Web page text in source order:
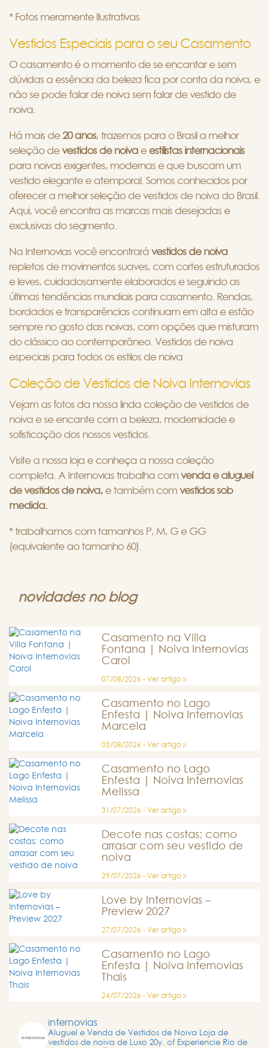
* Fotos meramente Ilustrativas.
Vestidos Especiais para o seu Casamento
O casamento é o momento de se encantar e sem
dúvidas a essência da beleza fica por conta da noiva, e
não se pode falar de noiva sem falar de vestido de
noiva.
Há mais de 20 anos, trazemos para o Brasil a melhor
seleção de vestidos de noiva e estilistas internacionais
para noivas exigentes, modernas e que buscam um
vestido elegante e atemporal. Somos conhecidos por
oferecer a melhor seleção de vestidos de noiva do Brasil.
Aqui, você encontra as marcas mais desejadas e
exclusivas do segmento.
Na Internovias você encontrará vestidos de noiva
repletos de movimentos suaves, com cortes estruturados
e leves, cuidadosamente elaborados e seguindo as
últimas tendências mundiais para casamento. Rendas,
bordados e transparências continuam em alta e estão
sempre no gosto das noivas, com opções que misturam
do clássico ao contemporâneo. Vestidos de noiva
especiais para todos os estilos de noiva.
Coleção de Vestidos de Noiva Internovias
Vejam as fotos da nossa linda coleção de vestidos de
noiva e se encante com a beleza, modernidade e
sofisticação dos nossos vestidos.
Visite a nossa loja e conheça a nossa coleção
completa. A Internovias trabalha com venda e aluguel
de vestidos de noiva, e também com vestidos sob
medida.
* trabalhamos com tamanhos P, M, G e GG
(equivalente ao tamanho 60).
novidades no blog
Casamento na Villa
Fontana | Noiva Internovias
Carol
07/08/2026 - Ver artigo »
Casamento no Lago
Enfesta | Noiva Internovias
Marcela
03/08/2026 - Ver artigo »
Casamento no Lago
Enfesta | Noiva Internovias
Melissa
31/07/2026 - Ver artigo »
Decote nas costas: como
arrasar com seu vestido de
noiva
29/07/2026 - Ver artigo »
Love by Internovias –
Preview 2027
27/07/2026 - Ver artigo »
Casamento no Lago
Enfesta | Noiva Internovias
Thais
24/07/2026 - Ver artigo »
internovias
Aluguel e Venda de Vestidos de Noiva Loja de
vestidos de noiva de Luxo 20y. of Experiencie Rio de